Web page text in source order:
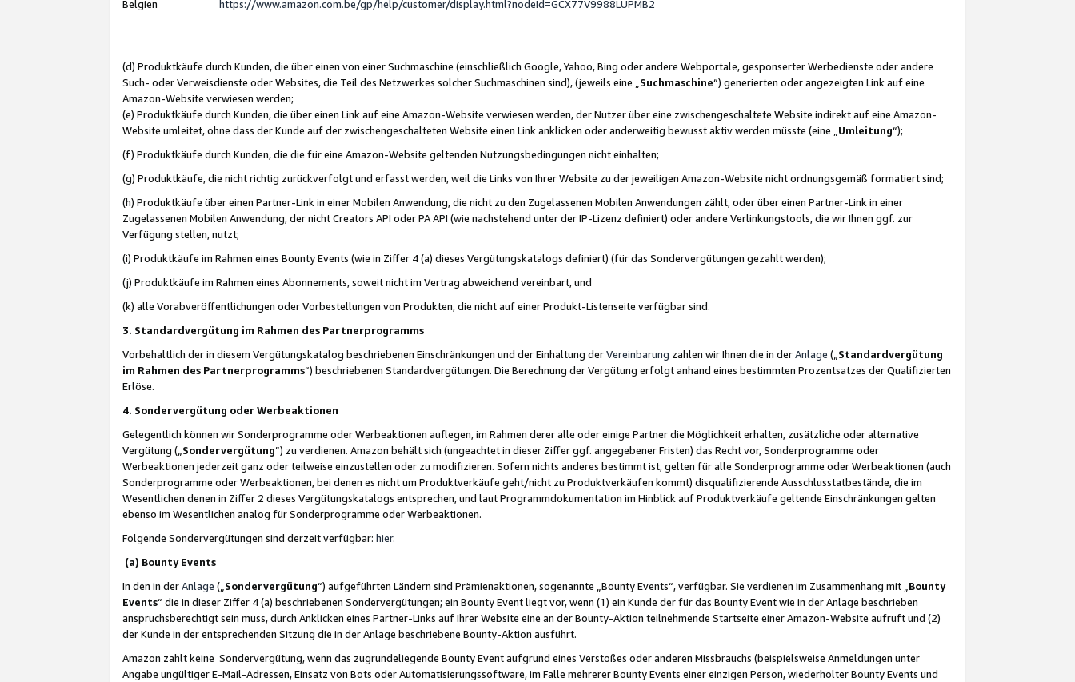
Belgien
https://www.amazon.com.be/gp/help/customer/display.html?nodeId=GCX77V9988LUPMB2
(d) Produktkäufe durch Kunden, die über einen von einer Suchmaschine (einschließlich Google, Yahoo, Bing oder andere Webportale, gesponserter Werbedienste oder andere
Such- oder Verweisdienste oder Websites, die Teil des Netzwerkes solcher Suchmaschinen sind), (jeweils eine „ Suchmaschine“) generierten oder angezeigten Link auf eine
Amazon-Website verwiesen werden;
(e) Produktkäufe durch Kunden, die über einen Link auf eine Amazon-Website verwiesen werden, der Nutzer über eine zwischengeschaltete Website indirekt auf eine Amazon-
Website umleitet, ohne dass der Kunde auf der zwischengeschalteten Website einen Link anklicken oder anderweitig bewusst aktiv werden müsste (eine „ Umleitung“);
(f) Produktkäufe durch Kunden, die die für eine Amazon-Website geltenden Nutzungsbedingungen nicht einhalten;
(g) Produktkäufe, die nicht richtig zurückverfolgt und erfasst werden, weil die Links von Ihrer Website zu der jeweiligen Amazon-Website nicht ordnungsgemäß formatiert sind;
(h) Produktkäufe über einen Partner-Link in einer Mobilen Anwendung, die nicht zu den Zugelassenen Mobilen Anwendungen zählt, oder über einen Partner-Link in einer
Zugelassenen Mobilen Anwendung, der nicht Creators API oder PA API (wie nachstehend unter der IP-Lizenz definiert) oder andere Verlinkungstools, die wir Ihnen ggf. zur
Verfügung stellen, nutzt;
(i) Produktkäufe im Rahmen eines Bounty Events (wie in Ziffer 4 (a) dieses Vergütungskatalogs definiert) (für das Sondervergütungen gezahlt werden);
(j) Produktkäufe im Rahmen eines Abonnements, soweit nicht im Vertrag abweichend vereinbart, und
(k) alle Vorabveröffentlichungen oder Vorbestellungen von Produkten, die nicht auf einer Produkt-Listenseite verfügbar sind.
3. Standardvergütung im Rahmen des Partnerprogramms
Vorbehaltlich der in diesem Vergütungskatalog beschriebenen Einschränkungen und der Einhaltung derVereinbarung zahlen wir Ihnen die in derAnlage („ Standardvergütung
im Rahmen des Partnerprogramms“) beschriebenen Standardvergütungen. Die Berechnung der Vergütung erfolgt anhand eines bestimmten Prozentsatzes der Qualifizierten
Erlöse.
4. Sondervergütung oder Werbeaktionen
Gelegentlich können wir Sonderprogramme oder Werbeaktionen auflegen, im Rahmen derer alle oder einige Partner die Möglichkeit erhalten, zusätzliche oder alternative
Vergütung („ Sondervergütung”) zu verdienen. Amazon behält sich (ungeachtet in dieser Ziffer ggf. angegebener Fristen) das Recht vor, Sonderprogramme oder
Werbeaktionen jederzeit ganz oder teilweise einzustellen oder zu modifizieren. Sofern nichts anderes bestimmt ist, gelten für alle Sonderprogramme oder Werbeaktionen (auch
Sonderprogramme oder Werbeaktionen, bei denen es nicht um Produktverkäufe geht/nicht zu Produktverkäufen kommt) disqualifizierende Ausschlusstatbestände, die im
Wesentlichen denen in Ziffer 2 dieses Vergütungskatalogs entsprechen, und laut Programmdokumentation im Hinblick auf Produktverkäufe geltende Einschränkungen gelten
ebenso im Wesentlichen analog für Sonderprogramme oder Werbeaktionen.
Folgende Sondervergütungen sind derzeit verfügbar: hier.
(a) Bounty Events
In den in derAnlage („ Sondervergütung“) aufgeführten Ländern sind Prämienaktionen, sogenannte „Bounty Events“, verfügbar. Sie verdienen im Zusammenhang mit „ Bounty
Events“ die in dieser Ziffer 4 (a) beschriebenen Sondervergütungen; ein Bounty Event liegt vor, wenn (1) ein Kunde der für das Bounty Event wie in der Anlage beschrieben
anspruchsberechtigt sein muss, durch Anklicken eines Partner-Links auf Ihrer Website eine an der Bounty-Aktion teilnehmende Startseite einer Amazon-Website aufruft und (2)
der Kunde in der entsprechenden Sitzung die in der Anlage beschriebene Bounty-Aktion ausführt.
Amazon zahlt keine Sondervergütung, wenn das zugrundeliegende Bounty Event aufgrund eines Verstoßes oder anderen Missbrauchs (beispielsweise Anmeldungen unter
Angabe ungültiger E-Mail-Adressen, Einsatz von Bots oder Automatisierungssoftware, im Falle mehrerer Bounty Events einer einzigen Person, wiederholter Bounty Events und